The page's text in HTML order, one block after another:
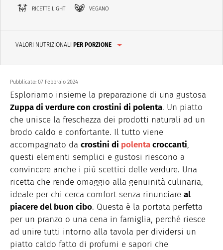
RICETTE LIGHT VEGANO
VALORI NUTRIZIONALI PER PORZIONE
Pubblicato: 07 Febbraio 2024
Esploriamo insieme la preparazione di una gustosa
Zuppa di verdure con crostini di polenta. Un piatto
che unisce la freschezza dei prodotti naturali ad un
brodo caldo e confortante. Il tutto viene
accompagnato da crostini di polentacroccanti,
questi elementi semplici e gustosi riescono a
convincere anche i più scettici delle verdure. Una
ricetta che rende omaggio alla genuinità culinaria,
ideale per chi cerca comfort senza rinunciare al
piacere del buon cibo. Questa è la portata perfetta
per un pranzo o una cena in famiglia, perché riesce
ad unire tutti intorno alla tavola per dividersi un
piatto caldo fatto di profumi e sapori che